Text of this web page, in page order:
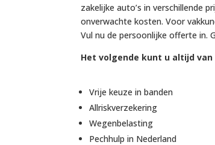
zakelijke auto’s in verschillende
onverwachte kosten. Voor
Vul nu de persoonlijke offerte in.
Het volgende kunt u altijd
Vrije keuze in banden
Allriskverzekering
Wegenbelasting
Pechhulp in Nederland